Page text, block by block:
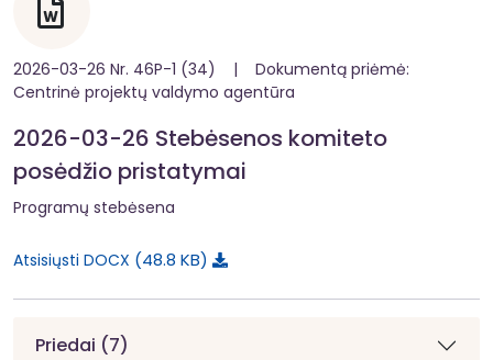
2026-03-26 Nr. 46P-1 (34) | Dokumentą priėmė:
Centrinė projektų valdymo agentūra
2026-03-26 Stebėsenos komiteto
posėdžio pristatymai
Programų stebėsena
Atsisiųsti DOCX 48.8 KB
Priedai (7)